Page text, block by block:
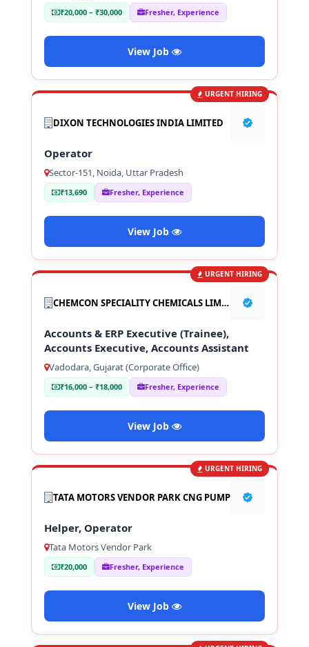
₹20,000 – ₹30,000 Fresher, Experience
View Job
URGENT HIRING
DIXON TECHNOLOGIES INDIA LIMITED
Operator
Sector-151, Noida, Uttar Pradesh
₹13,690 Fresher, Experience
View Job
URGENT HIRING
CHEMCON SPECIALITY CHEMICALS LIMITED
Accounts & ERP Executive (Trainee),
Accounts Executive, Accounts Assistant
Vadodara, Gujarat (Corporate Office)
₹16,000 – ₹18,000 Fresher, Experience
View Job
URGENT HIRING
TATA MOTORS VENDOR PARK CNG PUMP
Helper, Operator
Tata Motors Vendor Park
₹20,000 Fresher, Experience
View Job